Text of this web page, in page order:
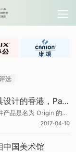
选
在没人做原创文具设计的香港，Paul想靠细节取胜
Paul Lam 设计的第一件产品是名为 Origin 的笔获得了德国红点设计奖以及日本优良设计奖，之后又设计了简易名片盒 I am，使收纳名片更省时方便。
2017-04-10
中国美术馆